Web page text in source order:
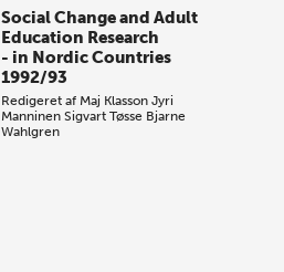
Social Change and Adult
Education Research
- in Nordic Countries
1992/93
Redigeret af Maj Klasson Jyri
Manninen Sigvart Tøsse Bjarne
Wahlgren